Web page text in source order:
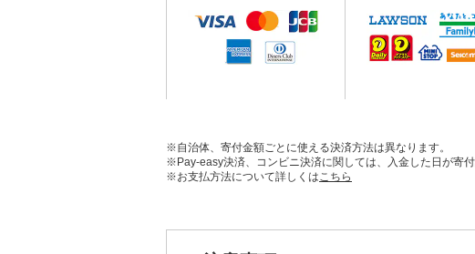
※自治体、寄付金額ごとに使える決済方法は異なります。
※Pay-easy決済、コンビニ決済に関しては、入金した日が寄
※お支払方法について詳しくはこちら